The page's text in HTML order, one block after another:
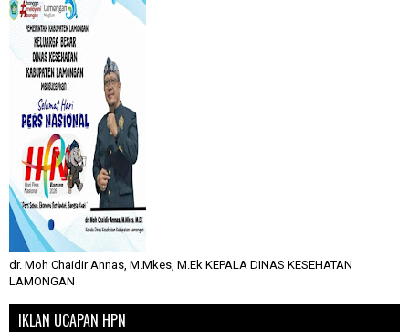
dr. Moh Chaidir Annas, M.Mkes, M.Ek KEPALA DINAS KESEHATAN
LAMONGAN
IKLAN UCAPAN HPN